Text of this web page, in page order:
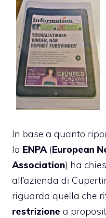
In base a quanto
la ENPA(European
Association) ha
all’azienda di
riguarda quella che
restrizione a